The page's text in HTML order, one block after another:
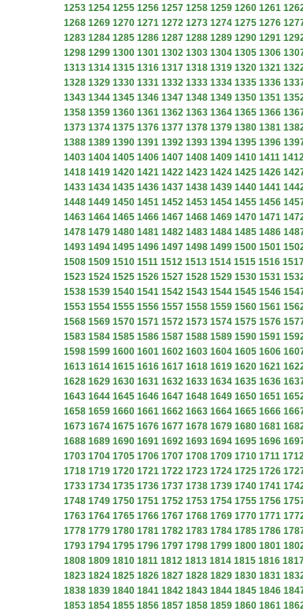
1253 1254 1255 1256 1257 1258 1259 1260 1261
1268 1269 1270 1271 1272 1273 1274 1275 1276
1283 1284 1285 1286 1287 1288 1289 1290 1291
1298 1299 1300 1301 1302 1303 1304 1305 1306
1313 1314 1315 1316 1317 1318 1319 1320 1321
1328 1329 1330 1331 1332 1333 1334 1335 1336
1343 1344 1345 1346 1347 1348 1349 1350 1351
1358 1359 1360 1361 1362 1363 1364 1365 1366
1373 1374 1375 1376 1377 1378 1379 1380 1381
1388 1389 1390 1391 1392 1393 1394 1395 1396
1403 1404 1405 1406 1407 1408 1409 1410 1411
1418 1419 1420 1421 1422 1423 1424 1425 1426
1433 1434 1435 1436 1437 1438 1439 1440 1441
1448 1449 1450 1451 1452 1453 1454 1455 1456
1463 1464 1465 1466 1467 1468 1469 1470 1471
1478 1479 1480 1481 1482 1483 1484 1485 1486
1493 1494 1495 1496 1497 1498 1499 1500 1501
1508 1509 1510 1511 1512 1513 1514 1515 1516
1523 1524 1525 1526 1527 1528 1529 1530 1531
1538 1539 1540 1541 1542 1543 1544 1545 1546
1553 1554 1555 1556 1557 1558 1559 1560 1561
1568 1569 1570 1571 1572 1573 1574 1575 1576
1583 1584 1585 1586 1587 1588 1589 1590 1591
1598 1599 1600 1601 1602 1603 1604 1605 1606
1613 1614 1615 1616 1617 1618 1619 1620 1621
1628 1629 1630 1631 1632 1633 1634 1635 1636
1643 1644 1645 1646 1647 1648 1649 1650 1651
1658 1659 1660 1661 1662 1663 1664 1665 1666
1673 1674 1675 1676 1677 1678 1679 1680 1681
1688 1689 1690 1691 1692 1693 1694 1695 1696
1703 1704 1705 1706 1707 1708 1709 1710 1711
1718 1719 1720 1721 1722 1723 1724 1725 1726
1733 1734 1735 1736 1737 1738 1739 1740 1741
1748 1749 1750 1751 1752 1753 1754 1755 1756
1763 1764 1765 1766 1767 1768 1769 1770 1771
1778 1779 1780 1781 1782 1783 1784 1785 1786
1793 1794 1795 1796 1797 1798 1799 1800 1801
1808 1809 1810 1811 1812 1813 1814 1815 1816
1823 1824 1825 1826 1827 1828 1829 1830 1831
1838 1839 1840 1841 1842 1843 1844 1845 1846
1853 1854 1855 1856 1857 1858 1859 1860 1861